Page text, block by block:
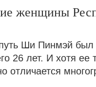
женщины
Ши Пинмэй был
26 лет. И хотя ее
отличается